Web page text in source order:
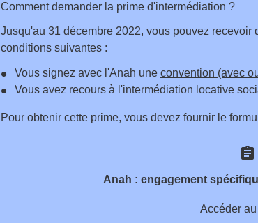
Comment demander la prime d'intermédiation ?
Jusqu'au 31 décembre 2022, vous pouvez
conditions suivantes :
Vous signez avec l'Anah une convention (avec
Vous avez recours à l'intermédiation locative
Pour obtenir cette prime, vous devez fournir le
assignment
Anah : engagement
Accéder